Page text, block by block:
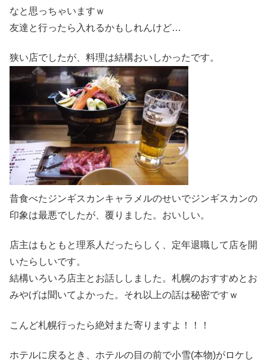
なと思っちゃいますｗ
友達と行ったら入れるかもしれんけど…
狭い店でしたが、料理は結構おいしかったです。
昔食べたジンギスカンキャラメルのせいでジンギスカンの
印象は最悪でしたが、覆りました。おいしい。
店主はもともと理系人だったらしく、定年退職して店を開
いたらしいです。
結構いろいろ店主とお話ししました。札幌のおすすめとお
みやげは聞いてよかった。それ以上の話は秘密ですｗ
こんど札幌行ったら絶対また寄りますよ！！！
ホテルに戻るとき、ホテルの目の前で小雪(本物)がロケし